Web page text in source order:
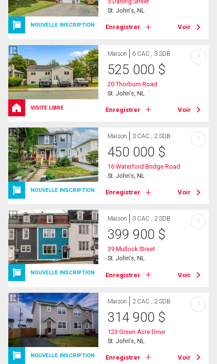
NOUVELLE INSCRIPTION
St. John's, NL
Enregistrer Voir
VISITE LIBRE
Maison 6 CAC , 3 SDB
525 000 $
20 Thorburn Road
St. John's, NL
Enregistrer Voir
?
NOUVELLE INSCRIPTION
Maison 3 CAC , 2 SDB
450 000 $
16 Waterford Bridge Road
St. John's, NL
Enregistrer Voir
?
NOUVELLE INSCRIPTION
Maison 3 CAC , 2 SDB
399 900 $
39 Mullock Street
St. John's, NL
Enregistrer Voir
?
NOUVELLE INSCRIPTION
Maison 2 CAC , 2 SDB
314 900 $
123 Green Acre Drive
St. John's, NL
Enregistrer Voir
?